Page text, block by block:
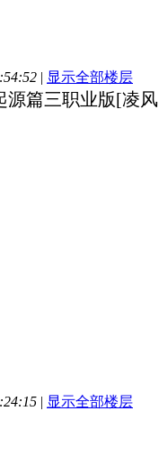
| 显示全部楼层
源篇三职业版[凌
| 显示全部楼层